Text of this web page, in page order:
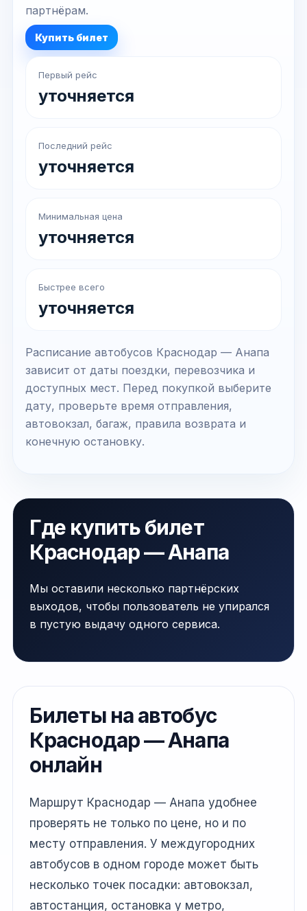
партнёрам.
Купить билет
Первый рейс
уточняется
Последний рейс
уточняется
Минимальная цена
уточняется
Быстрее всего
уточняется
Расписание автобусов Краснодар — Анапа
зависит от даты поездки, перевозчика и
доступных мест. Перед покупкой выберите
дату, проверьте время отправления,
автовокзал, багаж, правила возврата и
конечную остановку.
Где купить билет
Краснодар — Анапа
Мы оставили несколько партнёрских
выходов, чтобы пользователь не упирался
в пустую выдачу одного сервиса.
Билеты на автобус
Краснодар — Анапа
онлайн
Маршрут Краснодар — Анапа удобнее
проверять не только по цене, но и по
месту отправления. У междугородних
автобусов в одном городе может быть
несколько точек посадки: автовокзал,
автостанция, остановка у метро,